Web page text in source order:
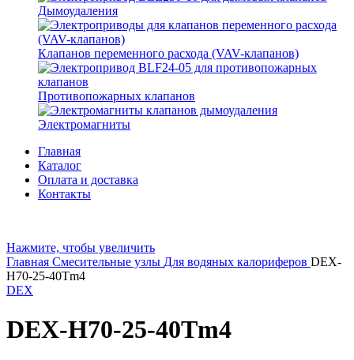
Дымоудаления
Клапанов переменного расхода (VAV-клапанов)
Противопожарных клапанов
Электромагниты
Главная
Каталог
Оплата и доставка
Контакты
Нажмите, чтобы увеличить
Главная Смесительные узлы Для водяных калориферов DEX-
H70-25-40Tm4
DEX
DEX-H70-25-40Tm4